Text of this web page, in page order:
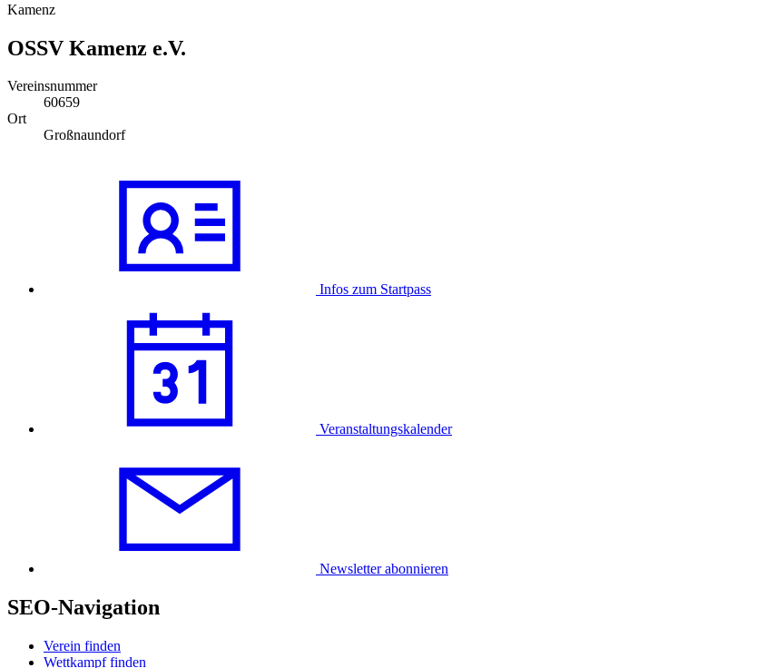
Kamenz
OSSV Kamenz e.V.
Vereinsnummer
60659
Ort
Großnaundorf
Infos zum Startpass
Veranstaltungskalender
Newsletter abonnieren
SEO-Navigation
Verein finden
Wettkampf finden